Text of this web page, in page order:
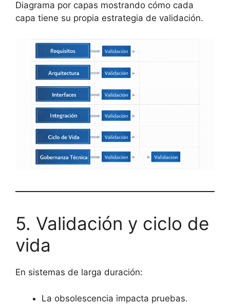
Diagrama por capas mostrando cómo cada
capa tiene su propia estrategia de validación.
5. Validación y ciclo de
vida
En sistemas de larga duración:
La obsolescencia impacta pruebas.